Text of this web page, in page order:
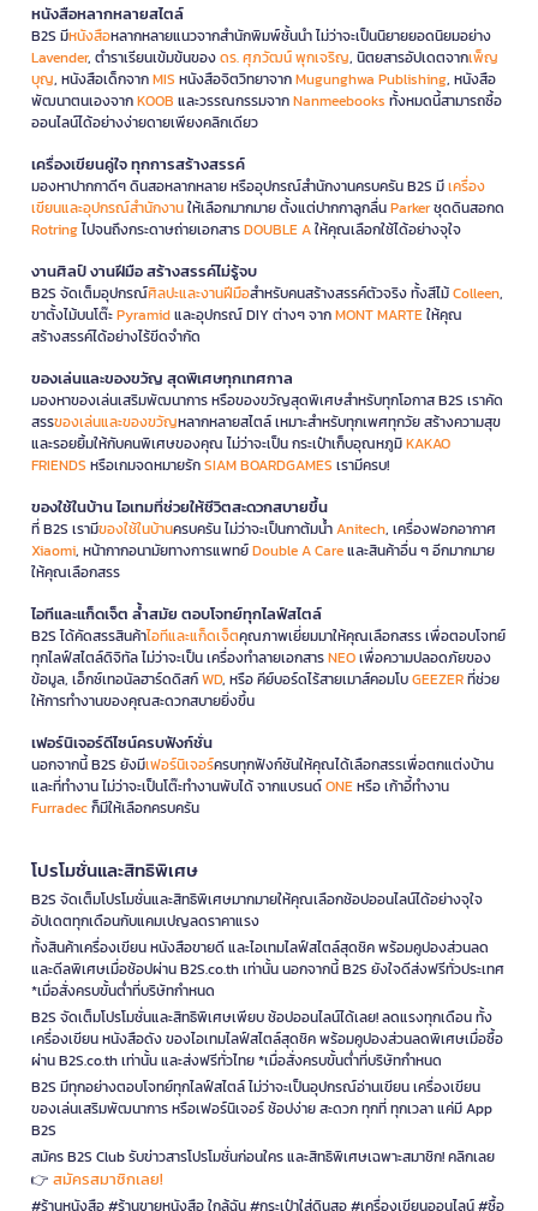
หนังสือหลากหลายสไตล์
B2S มีหนังสือหลากหลายแนวจากสำนักพิมพ์ชั้นนำ ไม่ว่าจะเป็นนิยายยอดนิยมอย่าง
Lavender, ตำราเรียนเข้มข้นของดร. ศุภวัฒน์ พุกเจริญ, นิตยสารอัปเดตจากเพ็ญ
บุญ, หนังสือเด็กจากMIS หนังสือจิตวิทยาจากMugunghwa Publishing, หนังสือ
พัฒนาตนเองจากKOOB และวรรณกรรมจากNanmeebooks ทั้งหมดนี้สามารถซื้อ
ออนไลน์ได้อย่างง่ายดายเพียงคลิกเดียว
เครื่องเขียนคู่ใจ ทุกการสร้างสรรค์
มองหาปากกาดีๆ ดินสอหลากหลาย หรืออุปกรณ์สำนักงานครบครัน B2S มีเครื่อง
เขียนและอุปกรณ์สำนักงานให้เลือกมากมาย ตั้งแต่ปากกาลูกลื่นParkerชุดดินสอกด
Rotringไปจนถึงกระดาษถ่ายเอกสารDOUBLE Aให้คุณเลือกใช้ได้อย่างจุใจ
งานศิลป์ งานฝีมือ สร้างสรรค์ไม่รู้จบ
B2S จัดเต็มอุปกรณ์ศิลปะและงานฝีมือสำหรับคนสร้างสรรค์ตัวจริง ทั้งสีไม้Colleen,
ขาตั้งไม้บนโต๊ะPyramidและอุปกรณ์ DIY ต่างๆ จากMONT MARTEให้คุณ
สร้างสรรค์ได้อย่างไร้ขีดจำกัด
ของเล่นและของขวัญ สุดพิเศษทุกเทศกาล
มองหาของเล่นเสริมพัฒนาการ หรือของขวัญสุดพิเศษสำหรับทุกโอกาส B2S เราคัด
สรรของเล่นและของขวัญหลากหลายสไตล์ เหมาะสำหรับทุกเพศทุกวัย สร้างความสุข
และรอยยิ้มให้กับคนพิเศษของคุณ ไม่ว่าจะเป็น กระเป๋าเก็บอุณหภูมิKAKAO
FRIENDS หรือเกมจดหมายรักSIAM BOARDGAMES เรามีครบ!
ของใช้ในบ้าน ไอเทมที่ช่วยให้ชีวิตสะดวกสบายขึ้น
ที่ B2S เรามีของใช้ในบ้านครบครัน ไม่ว่าจะเป็นกาต้มน้ำAnitech, เครื่องฟอกอากาศ
Xiaomi, หน้ากากอนามัยทางการแพทย์Double A Careและสินค้าอื่น ๆ อีกมากมาย
ให้คุณเลือกสรร
ไอทีและแก็ดเจ็ต ล้ำสมัย ตอบโจทย์ทุกไลฟ์สไตล์
B2S ได้คัดสรรสินค้าไอทีและแก็ดเจ็ตคุณภาพเยี่ยมมาให้คุณเลือกสรร เพื่อตอบโจทย์
ทุกไลฟ์สไตล์ดิจิทัล ไม่ว่าจะเป็น เครื่องทำลายเอกสารNEOเพื่อความปลอดภัยของ
ข้อมูล, เอ็กซ์เทอนัลฮาร์ดดิสก์WD, หรือ คีย์บอร์ดไร้สายเมาส์คอมโบGEEZERที่ช่วย
ให้การทำงานของคุณสะดวกสบายยิ่งขึ้น
เฟอร์นิเจอร์ดีไซน์ครบฟังก์ชั่น
นอกจากนี้ B2S ยังมีเฟอร์นิเจอร์ครบทุกฟังก์ชันให้คุณได้เลือกสรรเพื่อตกแต่งบ้าน
และที่ทำงาน ไม่ว่าจะเป็นโต๊ะทำงานพับได้ จากแบรนด์ONEหรือ เก้าอี้ทำงาน
Furradecก็มีให้เลือกครบครัน
โปรโมชั่นและสิทธิพิเศษ
B2S จัดเต็มโปรโมชั่นและสิทธิพิเศษมากมายให้คุณเลือกช้อปออนไลน์ได้อย่างจุใจ
อัปเดตทุกเดือนกับแคมเปญลดราคาแรง
ทั้งสินค้าเครื่องเขียน หนังสือขายดี และไอเทมไลฟ์สไตล์สุดชิค พร้อมคูปองส่วนลด
และดีลพิเศษเมื่อช้อปผ่าน B2S.co.th เท่านั้น นอกจากนี้ B2S ยังใจดีส่งฟรีทั่วประเทศ
*เมื่อสั่งครบขั้นต่ำที่บริษัทกำหนด
B2S จัดเต็มโปรโมชั่นและสิทธิพิเศษเพียบ ช้อปออนไลน์ได้เลย! ลดแรงทุกเดือน ทั้ง
เครื่องเขียน หนังสือดัง ของไอเทมไลฟ์สไตล์สุดชิค พร้อมคูปองส่วนลดพิเศษเมื่อซื้อ
ผ่าน B2S.co.th เท่านั้น และส่งฟรีทั่วไทย *เมื่อสั่งครบขั้นต่ำที่บริษัทกำหนด
B2S มีทุกอย่างตอบโจทย์ทุกไลฟ์สไตล์ ไม่ว่าจะเป็นอุปกรณ์อ่านเขียน เครื่องเขียน
ของเล่นเสริมพัฒนาการ หรือเฟอร์นิเจอร์ ช้อปง่าย สะดวก ทุกที่ ทุกเวลา แค่มี App
B2S
สมัคร B2S Club รับข่าวสารโปรโมชั่นก่อนใคร และสิทธิพิเศษเฉพาะสมาชิก! คลิกเลย
👉 สมัครสมาชิกเลย!
#ร้านหนังสือ #ร้านขายหนังสือ ใกล้ฉัน #กระเป๋าใส่ดินสอ #เครื่องเขียนออนไลน์ #ซื้อ